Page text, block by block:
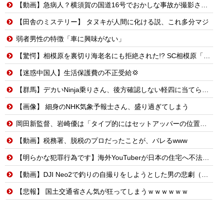
【動画】急病人？横須賀の国道16号でおかしな事故が撮影される。
【田舎のミステリー】 タヌキが人間に化ける説、これ多分マジ
弱者男性の特徴「車に興味がない」
【驚愕】相模原を裏切り海老名にも拒絶された!? SC相模原「移転騒動」の悲惨な結末
【迷惑中国人】生活保護費の不正受給💢
【群馬】デカいNinja乗りさん、後方確認しない軽四に当てられてしまう。
【画像】 細身のNHK気象予報士さん、盛り過ぎてしまう
岡田新監督、岩崎優は「タイプ的にはセットアッパーの位置が一番合うてる」←おーん
【動画】税務署、脱税のプロだったことが、バレるwww
【明らかな犯罪行為です】海外YouTuberが日本の住宅へ不法侵入する動画を投稿
【動画】DJI Neo2で釣りの自撮りをしようとした男の悲劇（ノ∇`）
【悲報】 国土交通省さん気が狂ってしまうｗｗｗｗｗｗ